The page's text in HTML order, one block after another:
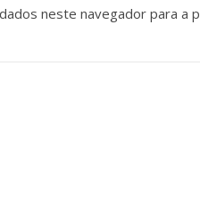
neste navegador para a